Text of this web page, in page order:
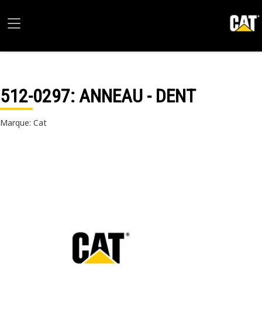
512-0297: ANNEAU - DENT
Marque: Cat